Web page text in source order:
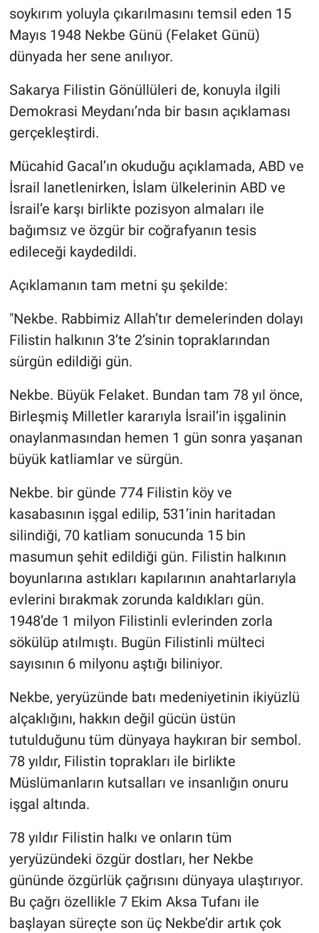
soykırım yoluyla çıkarılmasını temsil eden 15
Mayıs 1948 Nekbe Günü (Felaket Günü)
dünyada her sene anılıyor.
Sakarya Filistin Gönüllüleri de, konuyla ilgili
Demokrasi Meydanı’nda bir basın açıklaması
gerçekleştirdi.
Mücahid Gacal’ın okuduğu açıklamada, ABD ve
İsrail lanetlenirken, İslam ülkelerinin ABD ve
İsrail’e karşı birlikte pozisyon almaları ile
bağımsız ve özgür bir coğrafyanın tesis
edileceği kaydedildi.
Açıklamanın tam metni şu şekilde:
"Nekbe. Rabbimiz Allah’tır demelerinden dolayı
Filistin halkının 3’te 2’sinin topraklarından
sürgün edildiği gün.
Nekbe. Büyük Felaket. Bundan tam 78 yıl önce,
Birleşmiş Milletler kararıyla İsrail’in işgalinin
onaylanmasından hemen 1 gün sonra yaşanan
büyük katliamlar ve sürgün.
Nekbe. bir günde 774 Filistin köy ve
kasabasının işgal edilip, 531’inin haritadan
silindiği, 70 katliam sonucunda 15 bin
masumun şehit edildiği gün. Filistin halkının
boyunlarına astıkları kapılarının anahtarlarıyla
evlerini bırakmak zorunda kaldıkları gün.
1948’de 1 milyon Filistinli evlerinden zorla
sökülüp atılmıştı. Bugün Filistinli mülteci
sayısının 6 milyonu aştığı biliniyor.
Nekbe, yeryüzünde batı medeniyetinin ikiyüzlü
alçaklığını, hakkın değil gücün üstün
tutulduğunu tüm dünyaya haykıran bir sembol.
78 yıldır, Filistin toprakları ile birlikte
Müslümanların kutsalları ve insanlığın onuru
işgal altında.
78 yıldır Filistin halkı ve onların tüm
yeryüzündeki özgür dostları, her Nekbe
gününde özgürlük çağrısını dünyaya ulaştırıyor.
Bu çağrı özellikle 7 Ekim Aksa Tufanı ile
başlayan süreçte son üç Nekbe’dir artık çok